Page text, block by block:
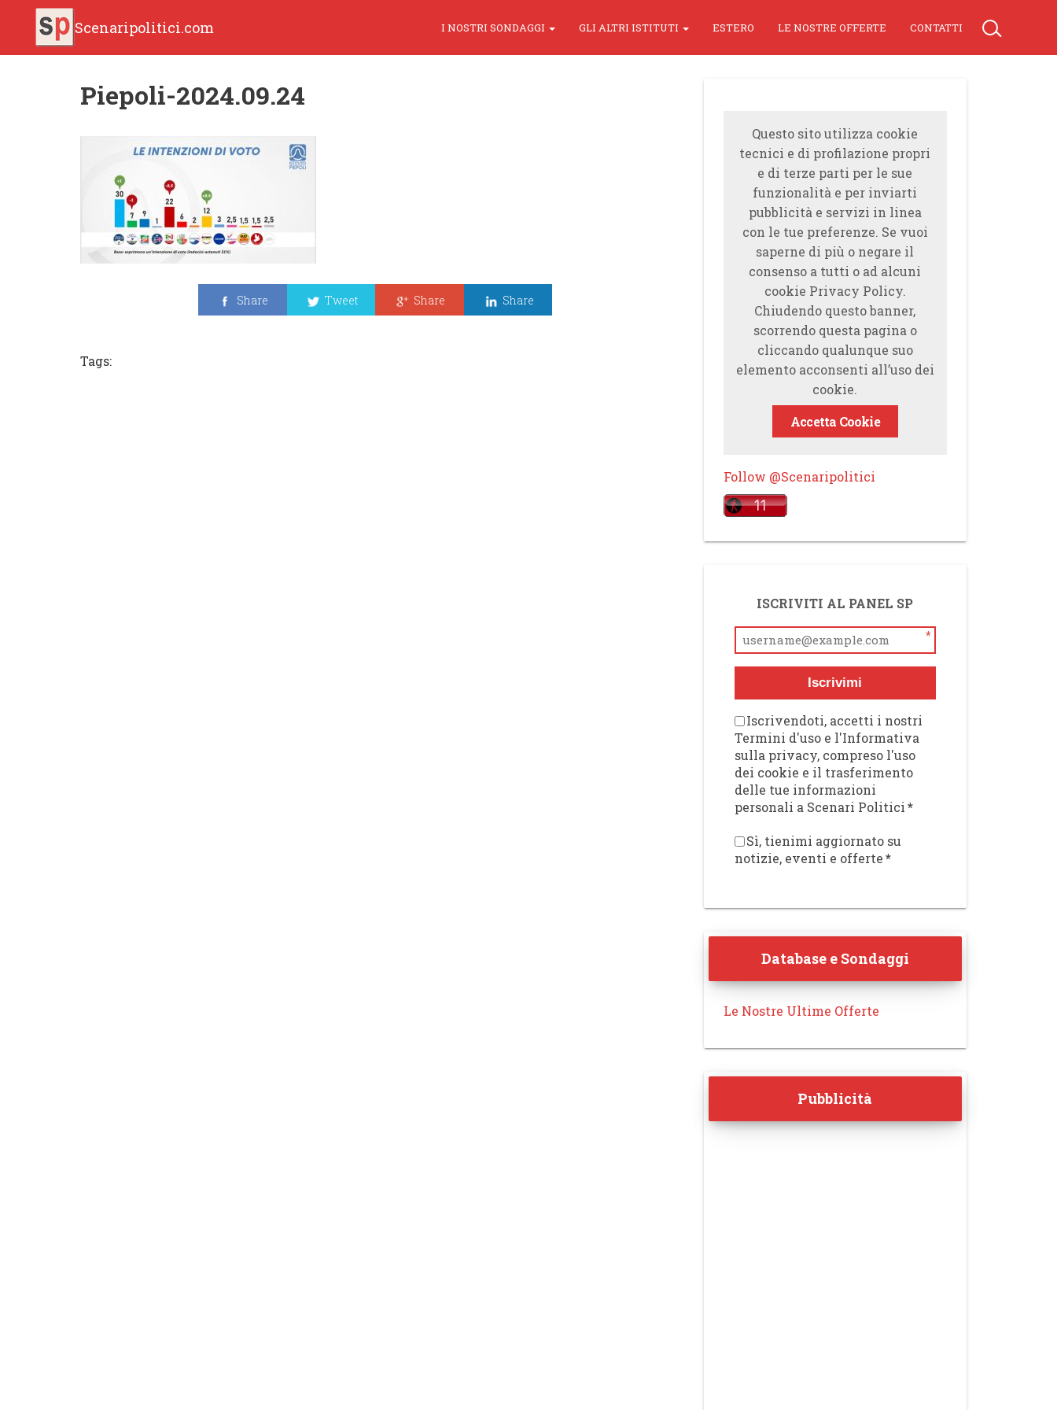
Scenaripolitici.com I NOSTRI SONDAGGI GLI ALTRI ISTITUTI ESTERO LE NOSTRE OFFERTE CONTATTI
Piepoli-2024.09.24
Share Tweet Share Share
Tags:
Questo sito utilizza cookie
tecnici e di profilazione propri
e di terze parti per le sue
funzionalità e per inviarti
pubblicità e servizi in linea
con le tue preferenze. Se vuoi
saperne di più o negare il
consenso a tutti o ad alcuni
cookie Privacy Policy.
Chiudendo questo banner,
scorrendo questa pagina o
cliccando qualunque suo
elemento acconsenti all’uso dei
cookie.
Accetta Cookie
Follow @Scenaripolitici
ISCRIVITI AL PANEL SP
*
Iscrivimi
Iscrivendoti, accetti i nostri
Termini d'uso e l'Informativa
sulla privacy, compreso l'uso
dei cookie e il trasferimento
delle tue informazioni
personali a Scenari Politici*
Sì, tienimi aggiornato su
notizie, eventi e offerte*
Database e Sondaggi
Le Nostre Ultime Offerte
Pubblicità